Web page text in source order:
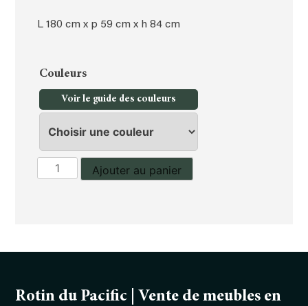
L 180 cm x p 59 cm x h 84 cm
Couleurs
Voir le guide des couleurs
quantité
de
Ajouter au panier
Rotin du Pacific | Vente de meubles en